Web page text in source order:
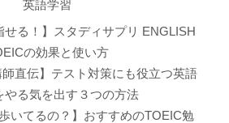
英語学習
せる！】スタディサプリ ENGLISH
の効果と使い方
師直伝】テスト対策にも役立つ英語
やる気を出す３つの方法
いてるの？】おすすめのTOEIC勉